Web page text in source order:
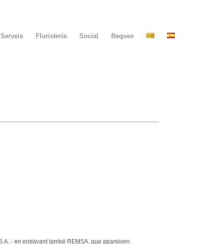
Serveis Floristeria Social Beques
en endavant també REMSA, que apareixen